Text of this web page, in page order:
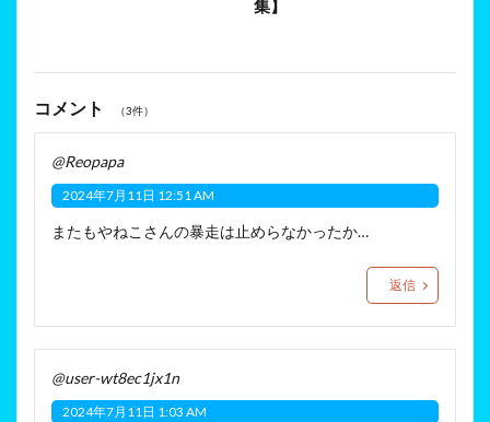
集】
コメント （3件）
@Reopapa
2024年7月11日 12:51 AM
またもやねこさんの暴走は止めらなかったか…
返信
@user-wt8ec1jx1n
2024年7月11日 1:03 AM